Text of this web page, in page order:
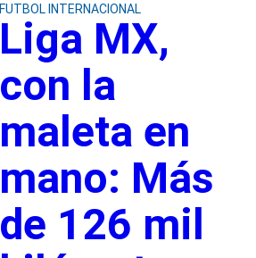
FUTBOL INTERNACIONAL
Liga MX,
con la
maleta en
mano: Más
de 126 mil